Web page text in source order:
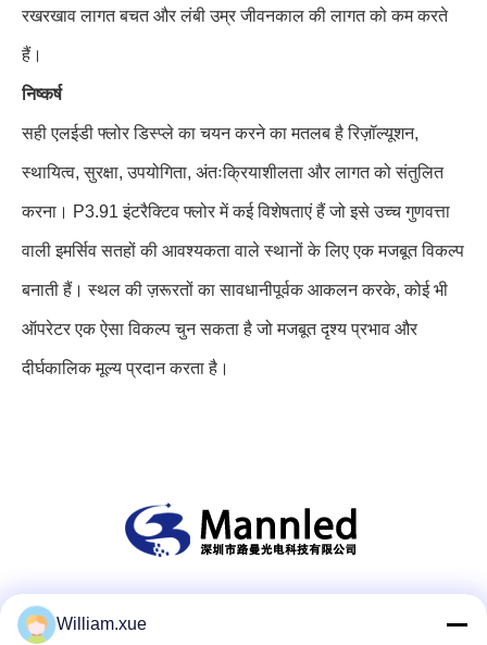
रखरखाव लागत बचत और लंबी उम्र जीवनकाल की लागत को कम करते
हैं।
निष्कर्ष
सही एलईडी फ्लोर डिस्प्ले का चयन करने का मतलब है रिज़ॉल्यूशन,
स्थायित्व, सुरक्षा, उपयोगिता, अंतःक्रियाशीलता और लागत को संतुलित
करना। P3.91 इंटरैक्टिव फ्लोर में कई विशेषताएं हैं जो इसे उच्च गुणवत्ता
वाली इमर्सिव सतहों की आवश्यकता वाले स्थानों के लिए एक मजबूत विकल्प
बनाती हैं। स्थल की ज़रूरतों का सावधानीपूर्वक आकलन करके, कोई भी
ऑपरेटर एक ऐसा विकल्प चुन सकता है जो मजबूत दृश्य प्रभाव और
दीर्घकालिक मूल्य प्रदान करता है।
William.xue